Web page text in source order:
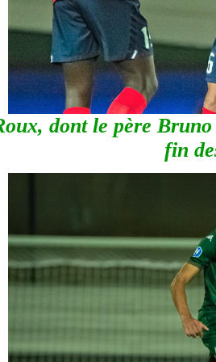
dont le père
fin